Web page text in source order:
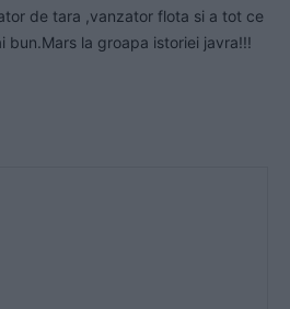
de tara ,vanzator flota si a tot ce
bun.Mars la groapa istoriei javra!!!